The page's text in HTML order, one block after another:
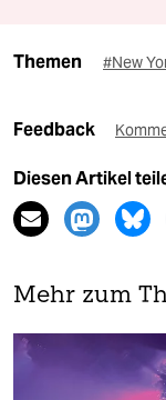
Themen #New
Feedback
Diesen Artikel
Mehr zum